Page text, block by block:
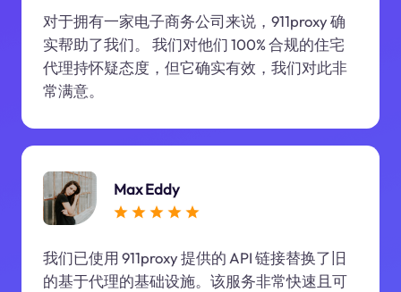
对于拥有一家电子商务公司来说，911proxy 确
实帮助了我们。 我们对他们 100% 合规的住宅
代理持怀疑态度，但它确实有效，我们对此非
常满意。
Max Eddy
我们已使用 911proxy 提供的 API 链接替换了旧
的基于代理的基础设施。该服务非常快速且可